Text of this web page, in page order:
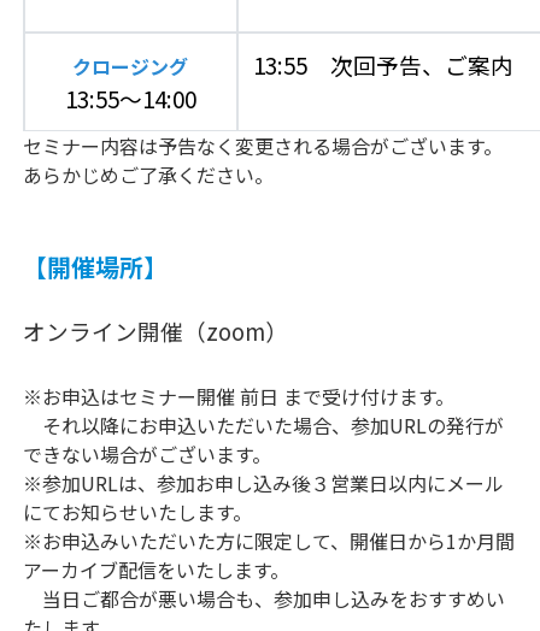
クロージング
13:55～14:00
13:55 次回予告、ご案内
セミナー内容は予告なく変更される場合がございます。
あらかじめご了承ください。
【開催場所】
オンライン開催（zoom）
※お申込はセミナー開催 前日 まで受け付けます。
それ以降にお申込いただいた場合、参加URLの発行が
できない場合がございます。
※参加URLは、参加お申し込み後３営業日以内にメール
にてお知らせいたします。
※お申込みいただいた方に限定して、開催日から1か月間
アーカイブ配信をいたします。
当日ご都合が悪い場合も、参加申し込みをおすすめい